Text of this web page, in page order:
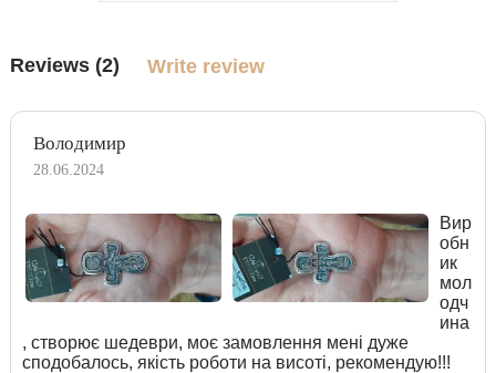
Reviews (2) Write review
Володимир
28.06.2024
Вир
обн
ик
мол
одч
ина
, створює шедеври, моє замовлення мені дуже
сподобалось, якість роботи на висоті, рекомендую!!!